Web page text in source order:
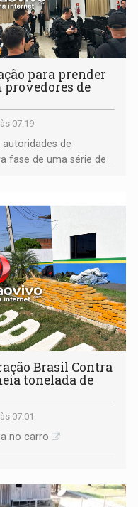
para prender
provedores de
07:19
de
fase de uma série de
Brasil Contra
tonelada de
07:01
no carro